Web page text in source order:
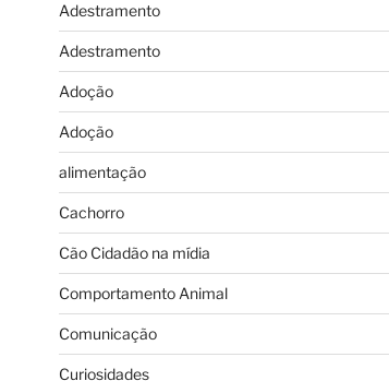
Adestramento
Adestramento
Adoção
Adoção
alimentação
Cachorro
Cão Cidadão na mídia
Comportamento Animal
Comunicação
Curiosidades